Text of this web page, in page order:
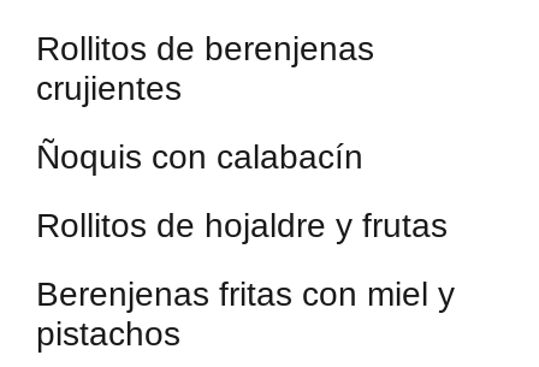
Rollitos de berenjenas
crujientes
Ñoquis con calabacín
Rollitos de hojaldre y frutas
Berenjenas fritas con miel y
pistachos